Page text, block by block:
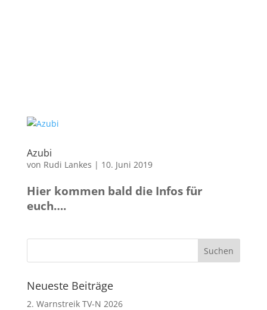
Azubi
von Rudi Lankes | 10. Juni 2019
Hier kommen bald die Infos für
euch….
Neueste Beiträge
2. Warnstreik TV-N 2026